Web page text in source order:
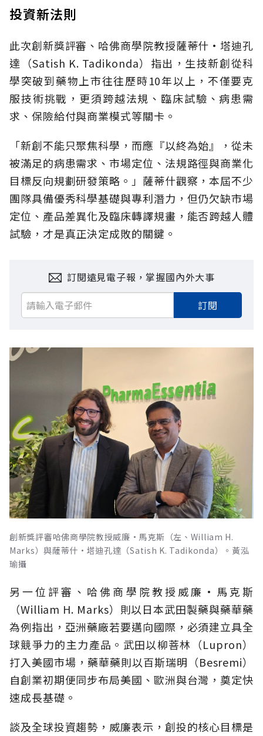
投資新法則
此次創新獎評審、哈佛商學院教授薩蒂什·塔迪孔
達（Satish K. Tadikonda）指出，生技新創從科
學突破到藥物上市往往歷時10年以上，不僅要克
服技術挑戰，更須跨越法規、臨床試驗、病患需
求、保險給付與商業模式等關卡。
「新創不能只聚焦科學，而應『以終為始』，從未
被滿足的病患需求、市場定位、法規路徑與商業化
目標反向規劃研發策略。」薩蒂什觀察，本屆不少
團隊具備優秀科學基礎與專利潛力，但仍欠缺市場
定位、產品差異化及臨床轉譯規畫，能否跨越人體
試驗，才是真正決定成敗的關鍵。
訂閱遠見電子報，掌握國內外大事
訂閱
創新獎評審哈佛商學院教授威廉·馬克斯（左、William H.
Marks）與薩蒂什·塔迪孔達（Satish K. Tadikonda）。黃泓
瑜攝
另一位評審、哈佛商學院教授威廉·馬克斯
（William H. Marks）則以日本武田製藥與藥華藥
為例指出，亞洲藥廠若要邁向國際，必須建立具全
球競爭力的主力產品。武田以柳菩林（Lupron）
打入美國市場，藥華藥則以百斯瑞明（Besremi）
自創業初期便同步布局美國、歐洲與台灣，奠定快
速成長基礎。
談及全球投資趨勢，威廉表示，創投的核心目標是